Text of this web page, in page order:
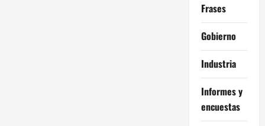
Frases
Gobierno
Industria
Informes y
encuestas